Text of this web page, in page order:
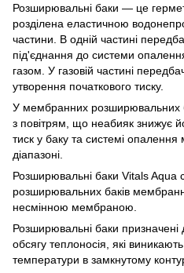
Розширювальні баки — це
розділена еластичною
частини. В одній частині
під'єднання до системи
газом. У газовій частині
утворення початкового тиску.
У мембранних розширювальних
з повітрям, що неабияк знижує
тиск у баку та системі
діапазоні.
Розширювальні баки Vitals Aqua
розширювальних баків
несмінною мембраною.
Розширювальні баки призначені
обсягу теплоносія, які
температури в замкнутому